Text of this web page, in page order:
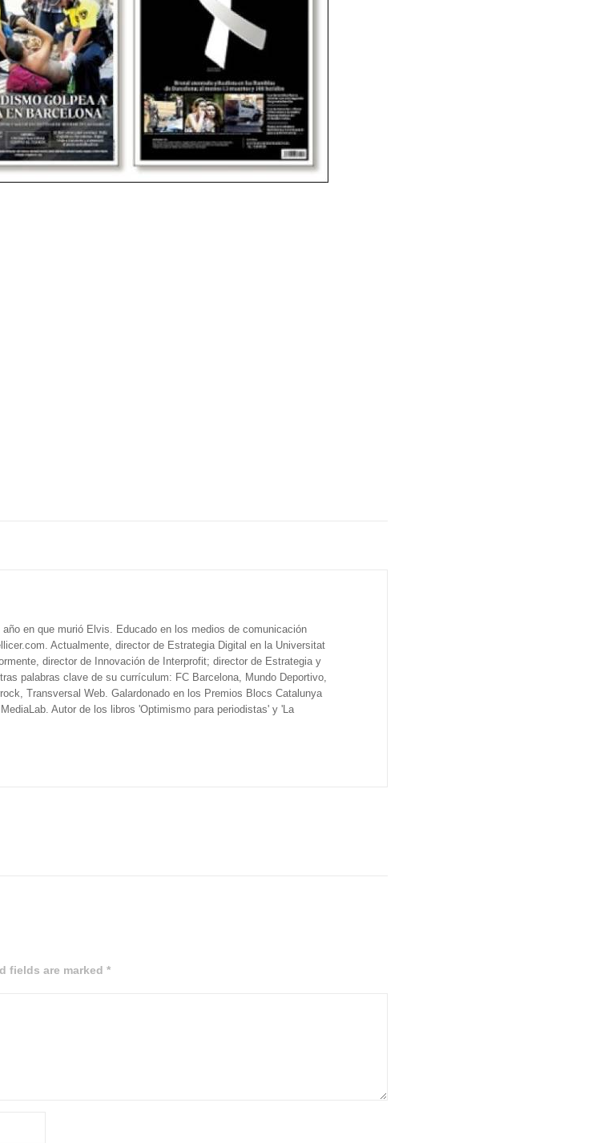
en que murió Elvis. Educado en los medios de comunicación
Actualmente, director de Estrategia Digital en la Universitat
director de Innovación de Interprofit; director de Estrategia y
palabras clave de su currículum: FC Barcelona, Mundo Deportivo,
Transversal Web. Galardonado en los Premios Blocs Catalunya
Autor de los libros 'Optimismo para periodistas' y 'La
fields are marked *